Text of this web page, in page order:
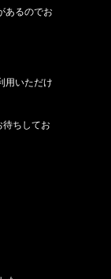
あるのでお
用いただけ
待ちしてお